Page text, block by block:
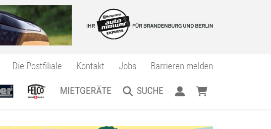
Die Postfiliale Kontakt Jobs Barrieren melden
MIETGERÄTE SUCHE